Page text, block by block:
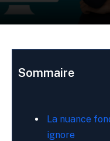
Sommaire
La nuance
ignore